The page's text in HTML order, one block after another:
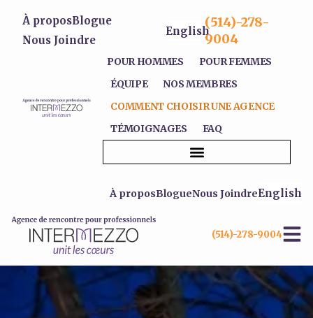
À proposBlogue
Nous Joindre
English
(514)-278-
9004
POUR HOMMES
POUR FEMMES
ÉQUIPE
NOS MEMBRES
COMMENT CHOISIR UNE AGENCE
TÉMOIGNAGES
FAQ
À proposBlogueNous JoindreEnglish
(514)-278-9004